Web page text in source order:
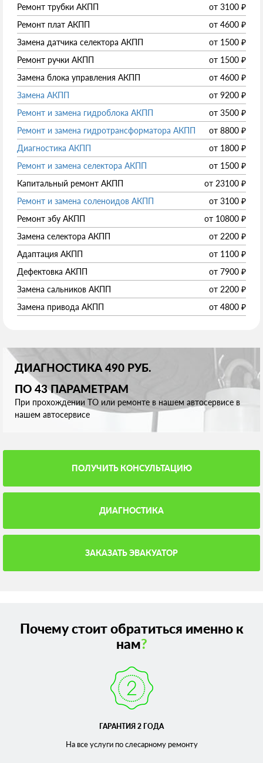
Ремонт трубки АКПП
от 3100 ₽
Ремонт плат АКПП
от 4600 ₽
Замена датчика селектора АКПП
от 1500 ₽
Ремонт ручки АКПП
от 1500 ₽
Замена блока управления АКПП
от 4600 ₽
Замена АКПП
от 9200 ₽
Ремонт и замена гидроблока АКПП
от 3500 ₽
Ремонт и замена гидротрансформатора АКПП
от 8800 ₽
Диагностика АКПП
от 1800 ₽
Ремонт и замена селектора АКПП
от 1500 ₽
Капитальный ремонт АКПП
от 23100 ₽
Ремонт и замена соленоидов АКПП
от 3100 ₽
Ремонт эбу АКПП
от 10800 ₽
Замена селектора АКПП
от 2200 ₽
Адаптация АКПП
от 1100 ₽
Дефектовка АКПП
от 7900 ₽
Замена сальников АКПП
от 2200 ₽
Замена привода АКПП
от 4800 ₽
ДИАГНОСТИКА 490 РУБ.
ПО 43 ПАРАМЕТРАМ
При прохождении ТО или ремонте в нашем автосервисе в
нашем автосервисе
ПОЛУЧИТЬ КОНСУЛЬТАЦИЮ
ДИАГНОСТИКА
ЗАКАЗАТЬ ЭВАКУАТОР
Почему стоит обратиться именно к
нам?
ГАРАНТИЯ 2 ГОДА
На все услуги по слесарномуремонту